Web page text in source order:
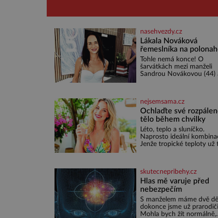
nasehvezdy.cz
Lákala Nováková
řemeslníka na
tělo!
Tohle nemá konce! O
šarvátkách mezi manželi
Sandrou Novákovou (44)
u herečky ze seriálu Ulice
režiséra vychladne,
nejsemsama.cz
Ochlaďte své
tělo během chvilky
Léto, teplo a sluníčko.
Naprosto ideální
Jenže tropické teploty už
zaryjí pod kůži, hledáme
v bazénu nebo pomocí
klimatizace. Jenže ne
můžeme být v jejich
Nemusíte však zoufat.
budete mít promyšlený
skutecnepribehy.cz
Hlas mě varuje před
nebezpečím
S manželem máme dvě
dokonce jsme už
Mohla bych žít normálně,